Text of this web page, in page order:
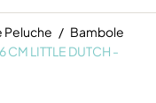
Peluche
Bambole
CM LITTLE DUTCH -